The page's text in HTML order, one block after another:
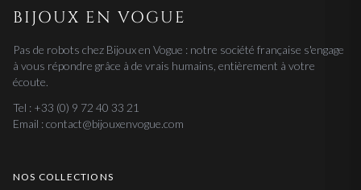
BIJOUX EN VOGUE
Pas de robots chez Bijoux en Vogue : notre société française s'engage
à vous répondre grâce à de vrais humains, entièrement à votre
écoute.
Tel : +33 (0) 9 72 40 33 21
Email : contact@bijouxenvogue.com
NOS COLLECTIONS